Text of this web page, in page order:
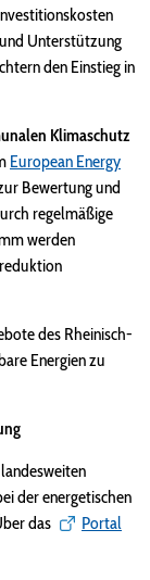
Unterstützung
den Einstieg in
Klimaschutz
European Energy
Bewertung und
regelmäßige
werden
des Rheinisch-
Energien zu
der energetischen
das
Portal